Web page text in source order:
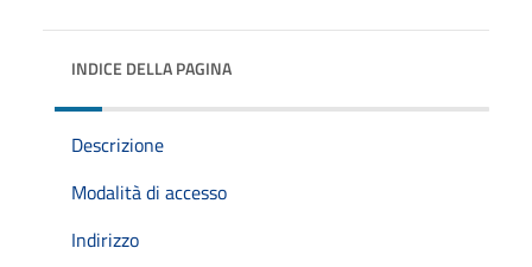
INDICE DELLA PAGINA
Descrizione
Modalità di accesso
Indirizzo